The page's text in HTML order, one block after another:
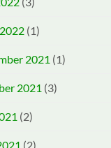
(1)
2021 (1)
2021 (3)
(2)
(2)